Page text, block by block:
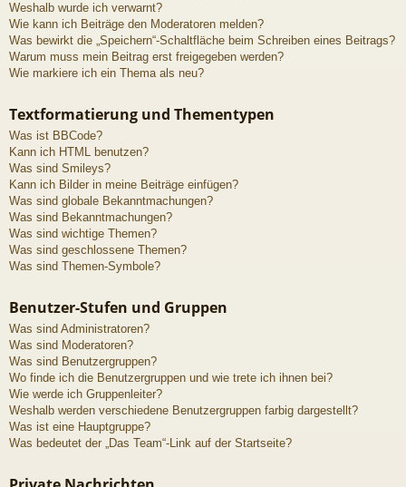
Weshalb wurde ich verwarnt?
Wie kann ich Beiträge den Moderatoren melden?
Was bewirkt die „Speichern“-Schaltfläche beim Schreiben eines Beitrags?
Warum muss mein Beitrag erst freigegeben werden?
Wie markiere ich ein Thema als neu?
Textformatierung und Thementypen
Was ist BBCode?
Kann ich HTML benutzen?
Was sind Smileys?
Kann ich Bilder in meine Beiträge einfügen?
Was sind globale Bekanntmachungen?
Was sind Bekanntmachungen?
Was sind wichtige Themen?
Was sind geschlossene Themen?
Was sind Themen-Symbole?
Benutzer-Stufen und Gruppen
Was sind Administratoren?
Was sind Moderatoren?
Was sind Benutzergruppen?
Wo finde ich die Benutzergruppen und wie trete ich ihnen bei?
Wie werde ich Gruppenleiter?
Weshalb werden verschiedene Benutzergruppen farbig dargestellt?
Was ist eine Hauptgruppe?
Was bedeutet der „Das Team“-Link auf der Startseite?